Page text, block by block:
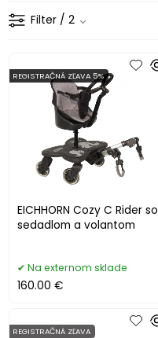
Filter / 2
EICHHORN Cozy C Rider so
sedadlom a volantom
REGISTRAČNÁ ZĽAVA 5%
Na externom sklade
160.00 €
REGISTRAČNÁ ZĽAVA